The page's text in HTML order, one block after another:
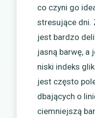
co czyni go
stresujące dni.
jest bardzo
jasną barwę, a
niski indeks
jest często
dbających o
ciemniejszą